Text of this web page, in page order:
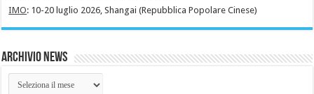
IMO: 10-20 luglio 2026, Shangai (Repubblica Popolare Cinese)
Archivio News
Archivio
News